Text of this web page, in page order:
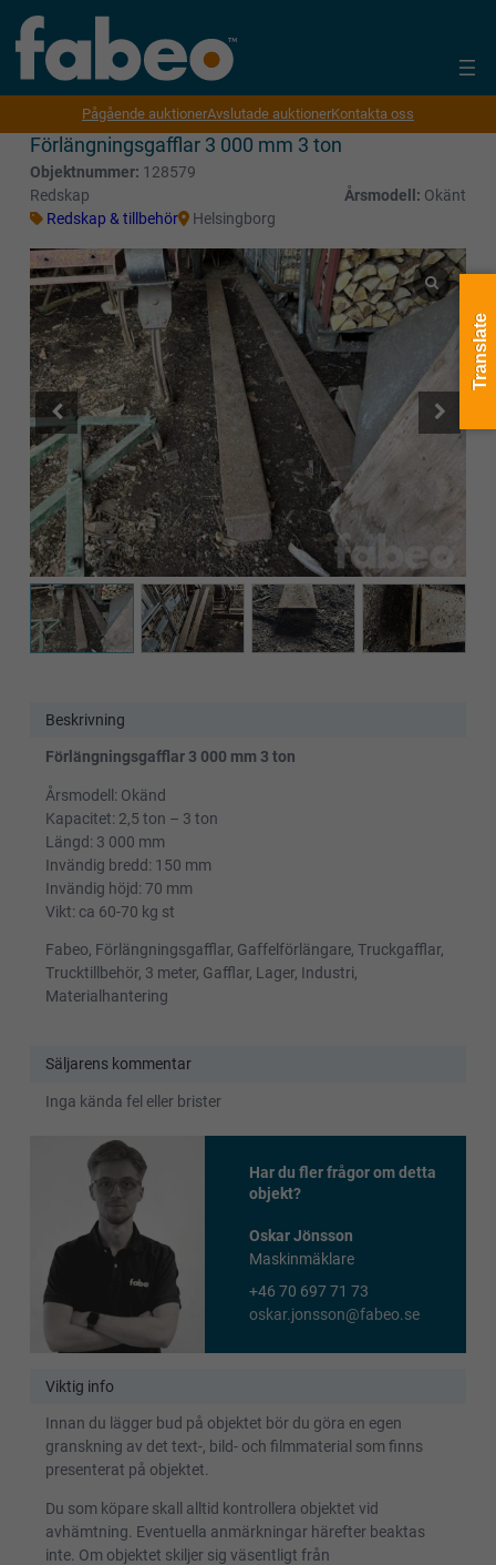
Pågående auktionerAvslutade auktionerKontakta oss
Förlängningsgafflar 3 000 mm 3 ton
Objektnummer: 128579
Redskap
Årsmodell: Okänt
Redskap & tillbehör
Helsingborg
Beskrivning
Förlängningsgafflar 3 000 mm 3 ton
Årsmodell: Okänd
Kapacitet: 2,5 ton – 3 ton
Längd: 3 000 mm
Invändig bredd: 150 mm
Invändig höjd: 70 mm
Vikt: ca 60-70 kg st
Fabeo, Förlängningsgafflar, Gaffelförlängare, Truckgafflar,
Trucktillbehör, 3 meter, Gafflar, Lager, Industri,
Materialhantering
Säljarens kommentar
Inga kända fel eller brister
Har du fler frågor om detta
objekt?
Oskar Jönsson
Maskinmäklare
+46 70 697 71 73
oskar.jonsson@fabeo.se
Viktig info
Innan du lägger bud på objektet bör du göra en egen
granskning av det text-, bild- och filmmaterial som finns
presenterat på objektet.
Du som köpare skall alltid kontrollera objektet vid
avhämtning. Eventuella anmärkningar härefter beaktas
inte. Om objektet skiljer sig väsentligt från
Translate